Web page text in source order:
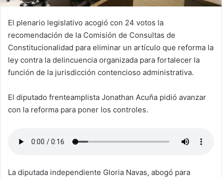
El plenario legislativo acogió con 24 votos la
recomendación de la Comisión de Consultas de
Constitucionalidad para eliminar un artículo que reforma la
ley contra la delincuencia organizada para fortalecer la
función de la jurisdicción contencioso administrativa.
El diputado frenteamplista Jonathan Acuña pidió avanzar
con la reforma para poner los controles.
La diputada independiente Gloria Navas, abogó para